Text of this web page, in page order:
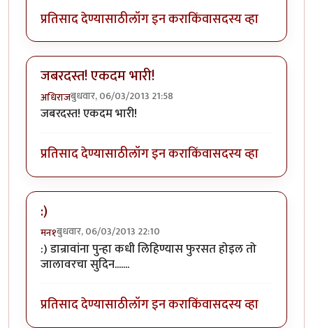
प्रतिसाद देण्यासाठीलॉग इन कराकिंवासदस्य व्हा
जबरदस्त! एकदम भारी!
अधिराजबुधवार, 06/03/2013 21:58
जबरदस्त! एकदम भारी!
प्रतिसाद देण्यासाठीलॉग इन कराकिंवासदस्य व्हा
:)
मन१बुधवार, 06/03/2013 22:10
:) डान्रावांना पुन्हा कधी लिहिण्यास फुरसत होइल तो
जालावरचा सुदिन.......
प्रतिसाद देण्यासाठीलॉग इन कराकिंवासदस्य व्हा